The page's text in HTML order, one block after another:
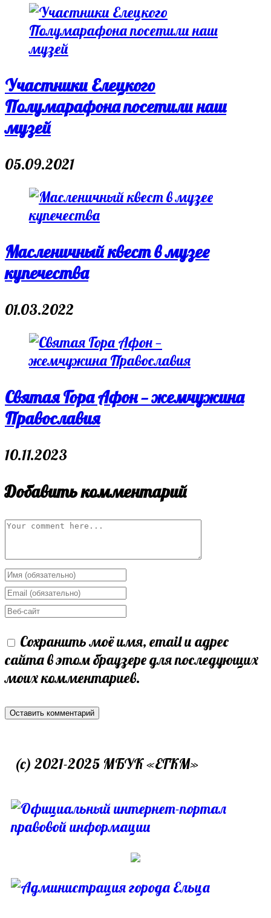
Участники Елецкого
Полумарафона посетили наш
музей
05.09.2021
Масленичный квест в музее
купечества
01.03.2022
Святая Гора Афон — жемчужина
Православия
10.11.2023
Добавить комментарий
Сохранить моё имя, email и адрес
сайта в этом браузере для последующих
моих комментариев.
(c) 2021-2025 МБУК «ЕГКМ»